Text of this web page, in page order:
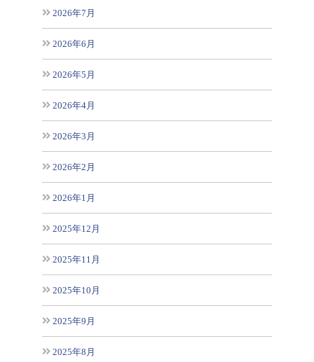
2026年7月
2026年6月
2026年5月
2026年4月
2026年3月
2026年2月
2026年1月
2025年12月
2025年11月
2025年10月
2025年9月
2025年8月